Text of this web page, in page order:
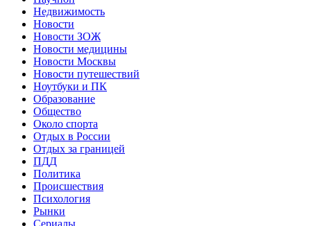
Недвижимость
Новости
Новости ЗОЖ
Новости медицины
Новости Москвы
Новости путешествий
Ноутбуки и ПК
Образование
Общество
Около спорта
Отдых в России
Отдых за границей
ПДД
Политика
Происшествия
Психология
Рынки
Сериалы